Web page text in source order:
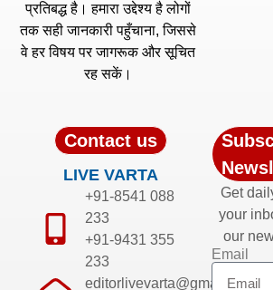
प्रतिबद्ध है। हमारा उद्देश्य है लोगों
तक सही जानकारी पहुँचाना, जिससे
वे हर विषय पर जागरूक और सूचित
रह सकें।
Contact us
LIVE VARTA
+91-8541 088
233
+91-9431 355
233
editorlivevarta@gmail.com
Get
your
our
Email